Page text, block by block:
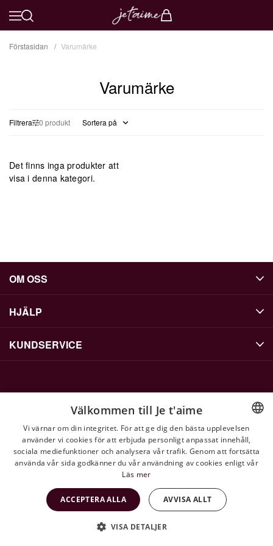
Förstasidan Varumärke
Varumärke
Filtrera 0 produkt Sortera på
Det finns inga produkter att
visa i denna kategori.
OM OSS
HJÄLP
KUNDSERVICE
KONTAKTA OSS
info@jetaime.se
Instagram: @jetaimejewels
Butik: Åhléns City, Klarabergsgatan 50, 101 29
Stockholm
Copyright © 2026 Jetaime Skapad med
ENGLISH
SWEDISH
Välkommen till Je t'aime
Vi värnar om din integritet. För att ge dig den bästa upplevelsen
använder vi cookies för att erbjuda personligt anpassat innehåll,
sociala mediefunktioner och analysera vår trafik. Genom att fortsätta
använda vår sida godkänner du vår användning av cookies enligt vår
Läs mer
ACCEPTERA ALLA AVVISA ALLT
VISA DETALJER